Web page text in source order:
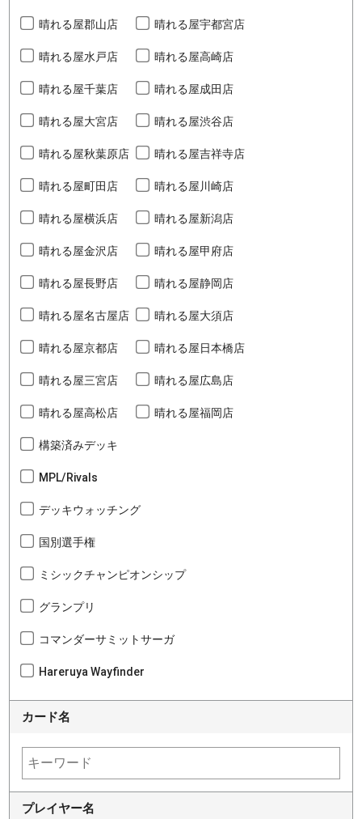
晴れる屋郡山店 晴れる屋宇都宮店
晴れる屋水戸店 晴れる屋高崎店
晴れる屋千葉店 晴れる屋成田店
晴れる屋大宮店 晴れる屋渋谷店
晴れる屋秋葉原店 晴れる屋吉祥寺店
晴れる屋町田店 晴れる屋川崎店
晴れる屋横浜店 晴れる屋新潟店
晴れる屋金沢店 晴れる屋甲府店
晴れる屋長野店 晴れる屋静岡店
晴れる屋名古屋店 晴れる屋大須店
晴れる屋京都店 晴れる屋日本橋店
晴れる屋三宮店 晴れる屋広島店
晴れる屋高松店 晴れる屋福岡店
構築済みデッキ
MPL/Rivals
デッキウォッチング
国別選手権
ミシックチャンピオンシップ
グランプリ
コマンダーサミットサーガ
Hareruya Wayfinder
カード名
プレイヤー名